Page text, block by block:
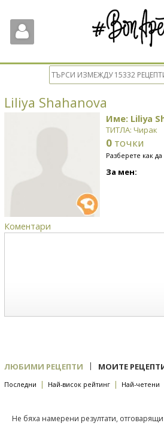
Liliya Shahanova
Име: Liliya
ТИТЛА: Чирак
0 точки
Разберете как
За мен:
Коментари
ЛЮБИМИ РЕЦЕПТИ | МОИТЕ
Последни | Най-висок рейтинг | Най-четени
Не бяха намерени резултати,